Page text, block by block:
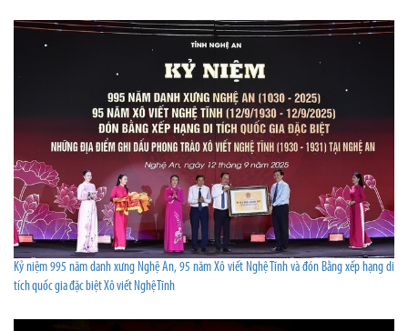
Kỷ niệm 995 năm danh xưng Nghệ An, 95 năm Xô viết Nghệ Tĩnh và đón Bằng xếp hạng di
tích quốc gia đặc biệt Xô viết Nghệ Tĩnh